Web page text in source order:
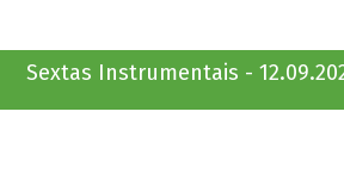
Sextas Instrumentais -